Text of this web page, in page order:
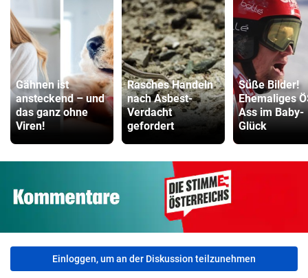
Gähnen ist
ansteckend – und
das ganz ohne
Viren!
Rasches Handeln
nach Asbest-
Verdacht
gefordert
Süße Bilder!
Ehemaliges
Ass im Baby-
Glück
Einloggen, um an der Diskussion teilzunehmen